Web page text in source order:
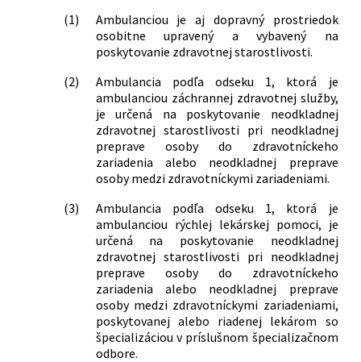
jednotlivých druhov zdravotníckych
zariadení v znení neskorších predpisov
61/2025 Z. z.
Vyhláška Ministerstva zdravotníctva
dopĺňa vyhláška Ministerstva
zdravotníctva Slovenskej republiky č.
84/2016 Z. z., ktorou sa ustanovujú
určujúce znaky jednotlivých druhov
zdravotníckych zariadení v znení
neskorších predpisov
Slovenskej republiky, ktorou sa dopĺňa
vyhláška Ministerstva zdravotníctva
Slovenskej republiky č. 84/2016 Z. z.,
ktorou sa ustanovujú určujúce znaky
jednotlivých druhov zdravotníckych
zariadení v znení neskorších predpisov
(1)
Ambulanciou je aj dopravný prostriedok
osobitne upravený a vybavený na
poskytovanie zdravotnej starostlivosti.
(2)
Ambulancia podľa odseku 1, ktorá je
ambulanciou záchrannej zdravotnej služby,
je určená na poskytovanie neodkladnej
zdravotnej starostlivosti pri neodkladnej
preprave osoby do zdravotníckeho
zariadenia alebo neodkladnej preprave
osoby medzi zdravotníckymi zariadeniami.
(3)
Ambulancia podľa odseku 1, ktorá je
ambulanciou rýchlej lekárskej pomoci, je
určená na poskytovanie neodkladnej
zdravotnej starostlivosti pri neodkladnej
preprave osoby do zdravotníckeho
zariadenia alebo neodkladnej preprave
osoby medzi zdravotníckymi zariadeniami,
poskytovanej alebo riadenej lekárom so
špecializáciou v príslušnom špecializačnom
odbore.